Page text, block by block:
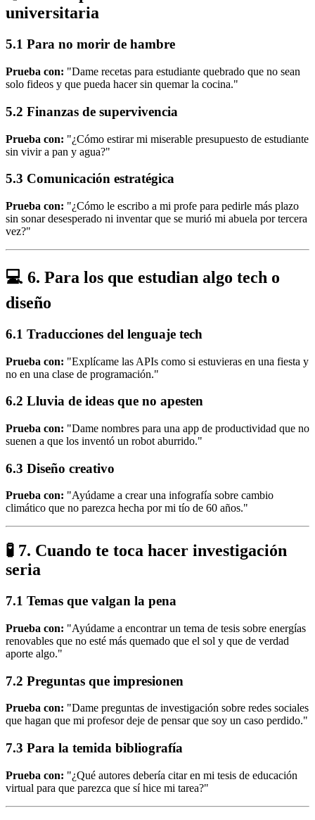
universitaria
5.1 Para no morir de hambre
Prueba con: "Dame recetas para estudiante quebrado que no sean
solo fideos y que pueda hacer sin quemar la cocina."
5.2 Finanzas de supervivencia
Prueba con: "¿Cómo estirar mi miserable presupuesto de estudiante
sin vivir a pan y agua?"
5.3 Comunicación estratégica
Prueba con: "¿Cómo le escribo a mi profe para pedirle más plazo
sin sonar desesperado ni inventar que se murió mi abuela por tercera
vez?"
💻 6. Para los que estudian algo tech o
diseño
6.1 Traducciones del lenguaje tech
Prueba con: "Explícame las APIs como si estuvieras en una fiesta y
no en una clase de programación."
6.2 Lluvia de ideas que no apesten
Prueba con: "Dame nombres para una app de productividad que no
suenen a que los inventó un robot aburrido."
6.3 Diseño creativo
Prueba con: "Ayúdame a crear una infografía sobre cambio
climático que no parezca hecha por mi tío de 60 años."
🧪 7. Cuando te toca hacer investigación
seria
7.1 Temas que valgan la pena
Prueba con: "Ayúdame a encontrar un tema de tesis sobre energías
renovables que no esté más quemado que el sol y que de verdad
aporte algo."
7.2 Preguntas que impresionen
Prueba con: "Dame preguntas de investigación sobre redes sociales
que hagan que mi profesor deje de pensar que soy un caso perdido."
7.3 Para la temida bibliografía
Prueba con: "¿Qué autores debería citar en mi tesis de educación
virtual para que parezca que sí hice mi tarea?"